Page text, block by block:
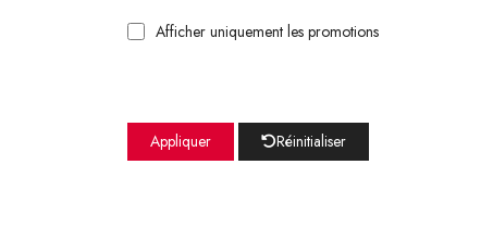
Afficher uniquement les promotions
Appliquer Réinitialiser